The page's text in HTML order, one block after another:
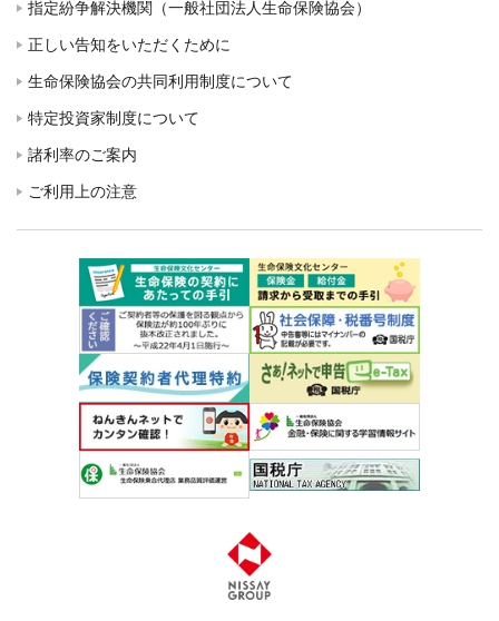
指定紛争解決機関（一般社団法人生命保険協会）
正しい告知をいただくために
生命保険協会の共同利用制度について
特定投資家制度について
諸利率のご案内
ご利用上の注意